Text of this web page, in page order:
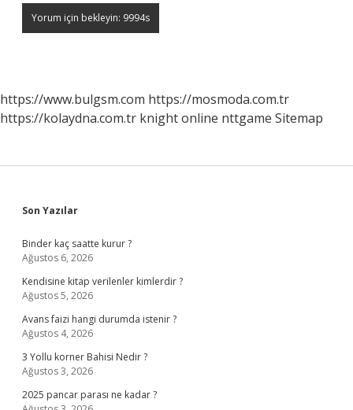
https://www.bulgsm.com https://mosmoda.com.tr
https://kolaydna.com.tr knight online nttgame Sitemap
Sidebar
Son Yazılar
Binder kaç saatte kurur ?
Ağustos 6, 2026
Kendisine kitap verilenler kimlerdir ?
Ağustos 5, 2026
Avans faizi hangi durumda istenir ?
Ağustos 4, 2026
3 Yollu korner Bahisi Nedir ?
Ağustos 3, 2026
2025 pancar parası ne kadar ?